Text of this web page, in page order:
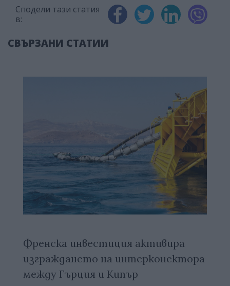
Сподели тази статия
в:
СВЪРЗАНИ СТАТИИ
Френска инвестиция активира
изграждането на интерконектора
между Гърция и Кипър